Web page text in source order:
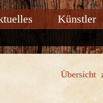
Künstler
Übersicht